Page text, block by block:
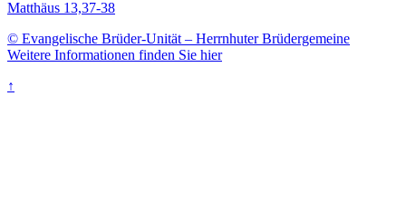
Matthäus 13,37-38
© Evangelische Brüder-Unität – Herrnhuter Brüdergemeine
Weitere Informationen finden Sie hier
↑